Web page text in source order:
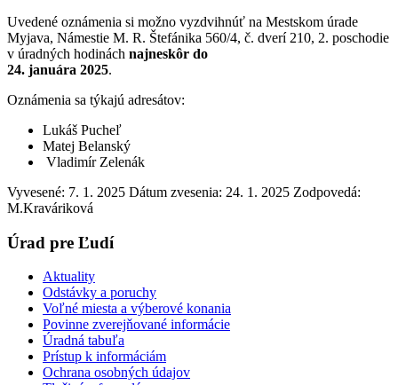
Uvedené oznámenia si možno vyzdvihnúť na Mestskom úrade
Myjava, Námestie M. R. Štefánika 560/4, č. dverí 210, 2. poschodie
v úradných hodinách najneskôr do
24. januára 2025.
Oznámenia sa týkajú adresátov:
Lukáš Pucheľ
Matej Belanský
Vladimír Zelenák
Vyvesené: 7. 1. 2025 Dátum zvesenia: 24. 1. 2025 Zodpovedá:
M.Kraváriková
Úrad pre Ľudí
Aktuality
Odstávky a poruchy
Voľné miesta a výberové konania
Povinne zverejňované informácie
Úradná tabuľa
Prístup k informáciám
Ochrana osobných údajov